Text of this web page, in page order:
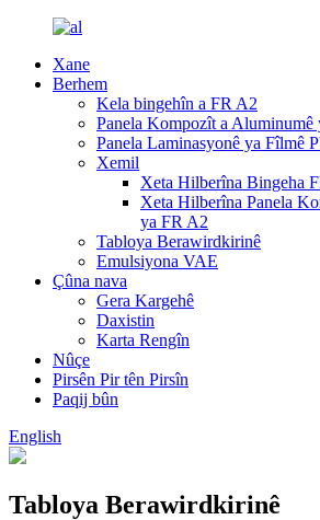
Xane
Berhem
Kela bingehîn a FR A2
Panela Kompozît a Aluminumê
Panela Laminasyonê ya Fîlmê
Xemil
Xeta Hilberîna Bingeha
Xeta Hilberîna Panela
ya FR A2
Tabloya Berawirdkirinê
Emulsiyona VAE
Çûna nava
Gera Kargehê
Daxistin
Karta Rengîn
Nûçe
Pirsên Pir tên Pirsîn
Paqij bûn
English
Tabloya Berawirdkirinê